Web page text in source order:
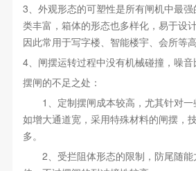
3、外观形态的可塑性是所有闸机中最
类丰富，箱体的形态也多样化，易于设
因此常用于写字楼、智能楼宇、会所等高
4、闸摆运转过程中没有机械碰撞，噪音
摆闸的不足之处：
1、定制摆闸成本较高，尤其针对一
如增大通道宽，采用特殊材料的闸摆，
多。
2、受拦阻体形态的限制，防尾随能